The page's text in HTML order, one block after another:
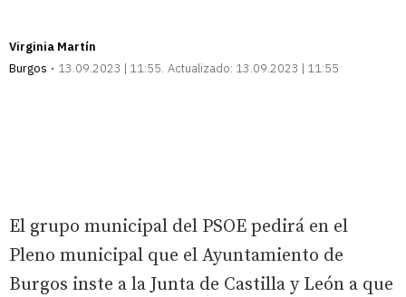
Virginia Martín
Burgos
13.09.2023 | 11:55 Actualizado: 13.09.2023 | 11:55
El grupo municipal del PSOE pedirá en el
Pleno municipal que el Ayuntamiento de
Burgos inste a la Junta de Castilla y León a que